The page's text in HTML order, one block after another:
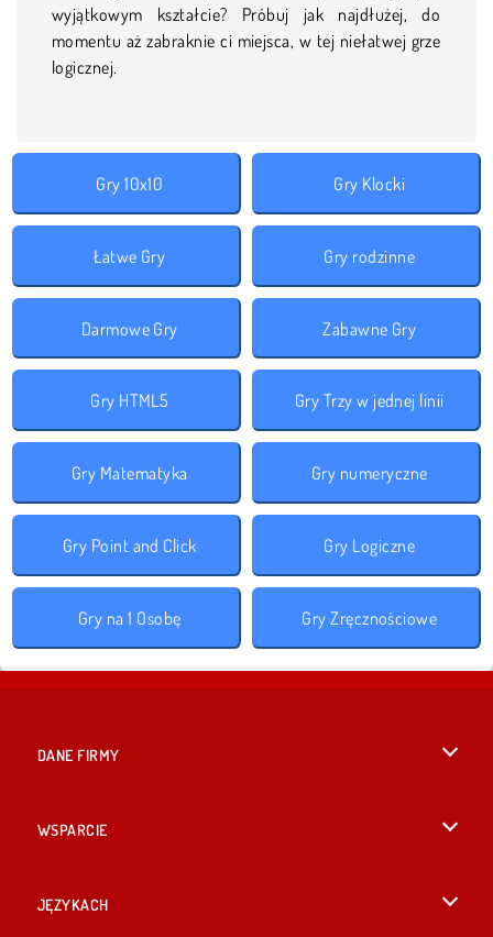
wyjątkowym kształcie? Próbuj jak najdłużej, do
momentu aż zabraknie ci miejsca, w tej niełatwej grze
logicznej.
Gry 10x10 Gry Klocki
Łatwe Gry Gry rodzinne
Darmowe Gry Zabawne Gry
Gry HTML5 Gry Trzy w jednej linii
Gry Matematyka Gry numeryczne
Gry Point and Click Gry Logiczne
Gry na 1 Osobę Gry Zręcznościowe
DANE FIRMY
WSPARCIE
JĘZYKACH